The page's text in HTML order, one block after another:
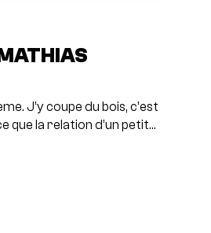
J’y coupe du bois, c’est
que la relation d’un petit…